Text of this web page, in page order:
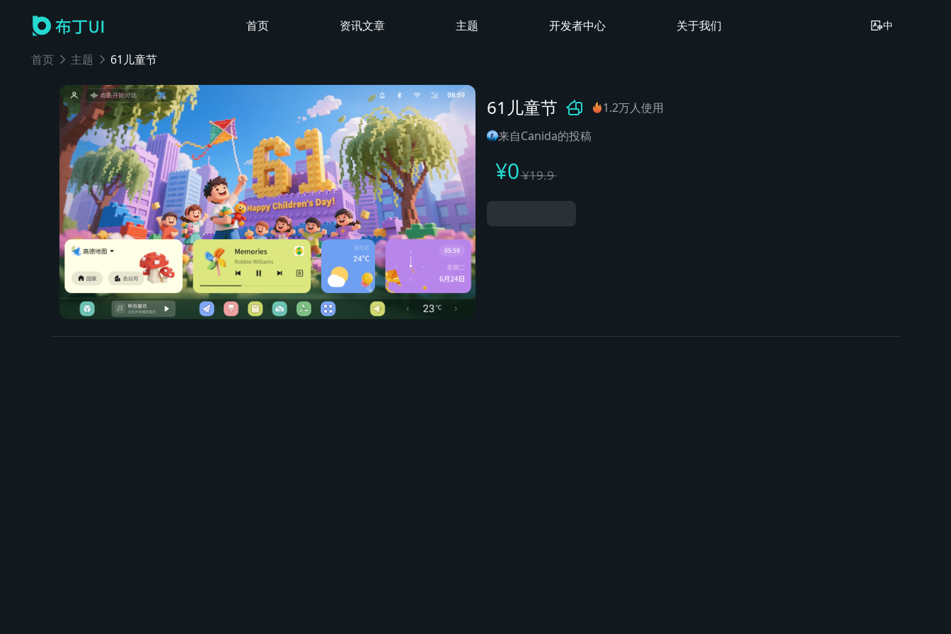
首页 资讯文章 主题 开发者中心 关于我们 中
首页 主题 61儿童节
61儿童节
1.2万人使用
来自Canida的投稿
¥0¥19.9